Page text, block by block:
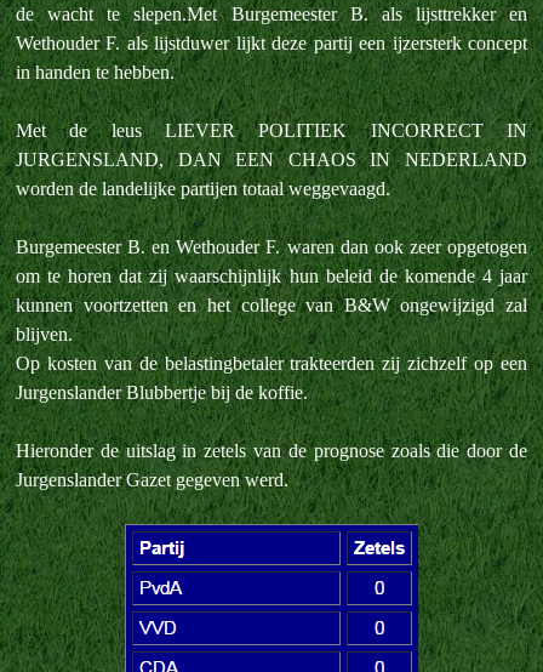
de wacht te slepen.Met Burgemeester B. als lijsttrekker en
Wethouder F. als lijstduwer lijkt deze partij een ijzersterk concept
in handen te hebben.
Met de leus LIEVER POLITIEK INCORRECT IN
JURGENSLAND, DAN EEN CHAOS IN NEDERLAND
worden de landelijke partijen totaal weggevaagd.
Burgemeester B. en Wethouder F. waren dan ook zeer opgetogen
om te horen dat zij waarschijnlijk hun beleid de komende 4 jaar
kunnen voortzetten en het college van B&W ongewijzigd zal
blijven.
Op kosten van de belastingbetaler trakteerden zij zichzelf op een
Jurgenslander Blubbertje bij de koffie.
Hieronder de uitslag in zetels van de prognose zoals die door de
Jurgenslander Gazet gegeven werd.